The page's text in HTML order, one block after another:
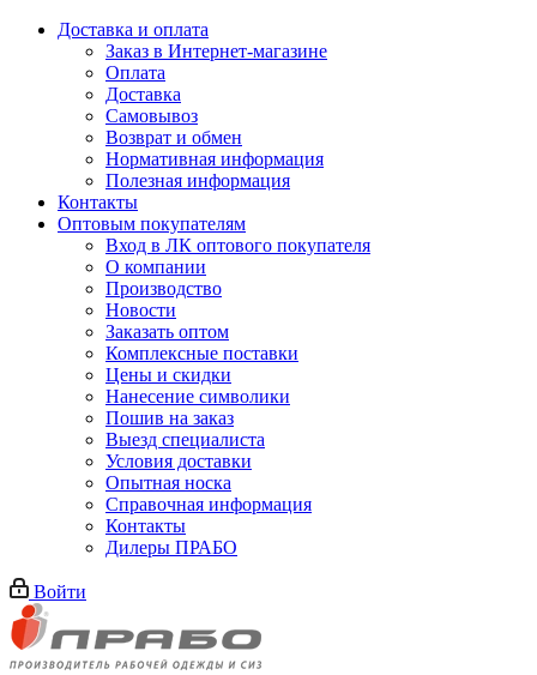
Доставка и оплата
Заказ в Интернет-магазине
Оплата
Доставка
Самовывоз
Возврат и обмен
Нормативная информация
Полезная информация
Контакты
Оптовым покупателям
Вход в ЛК оптового покупателя
О компании
Производство
Новости
Заказать оптом
Комплексные поставки
Цены и скидки
Нанесение символики
Пошив на заказ
Выезд специалиста
Условия доставки
Опытная носка
Справочная информация
Контакты
Дилеры ПРАБО
Войти